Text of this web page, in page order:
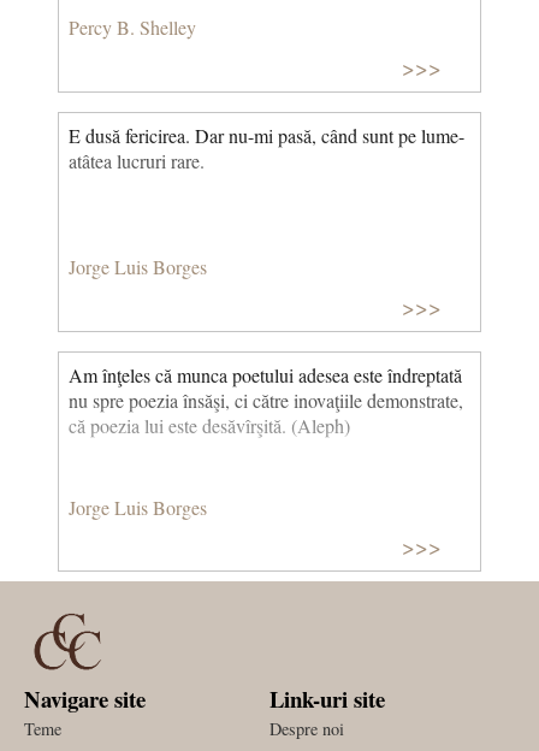
Percy B. Shelley
>>>
E dusă fericirea. Dar nu-mi pasă, când sunt pe lume-
atâtea lucruri rare.
Jorge Luis Borges
>>>
Am înţeles că munca poetului adesea este îndreptată
nu spre poezia însăşi, ci către inovaţiile demonstrate,
că poezia lui este desăvîrşită. (Aleph)
Jorge Luis Borges
>>>
Navigare site
Teme
Link-uri site
Despre noi